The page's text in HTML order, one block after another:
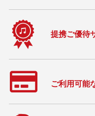
提携ご優待
ご利用可能